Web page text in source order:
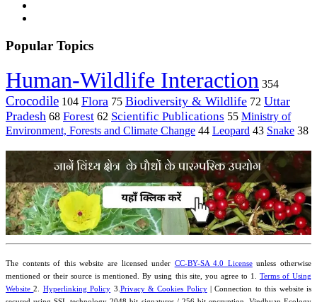
Popular Topics
Human-Wildlife Interaction 354
Crocodile 104 Flora 75 Biodiversity & Wildlife 72 Uttar
Pradesh 68 Forest 62 Scientific Publications 55 Ministry of
Environment, Forests and Climate Change 44 Leopard 43 Snake 38
The contents of this website are licensed under CC-BY-SA 4.0 Licenseunless otherwise
mentioned or their source is mentioned. By using this site, you agree to 1. Terms of Using
Website2. Hyperlinking Policy 3.Privacy & Cookies Policy| Connection to this website is